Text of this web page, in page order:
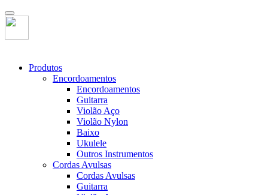
Produtos
Encordoamentos
Encordoamentos
Guitarra
Violão Aço
Violão Nylon
Baixo
Ukulele
Outros Instrumentos
Cordas Avulsas
Cordas Avulsas
Guitarra